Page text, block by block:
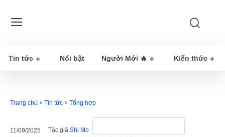
Tin tức Nổi bật Người Mới 🔥 Kiến thức
Trang chủ Tin tức Tổng hợp
11/09/2025 Tác giả Shi Mo